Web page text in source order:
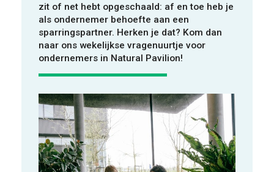
VOOR WIE
ONTDEKKEN
zit of net hebt opgeschaald: af en toe heb je
als ondernemer behoefte aan een
sparringspartner. Herken je dat? Kom dan
naar ons wekelijkse vragenuurtje voor
ondernemers in Natural Pavilion!